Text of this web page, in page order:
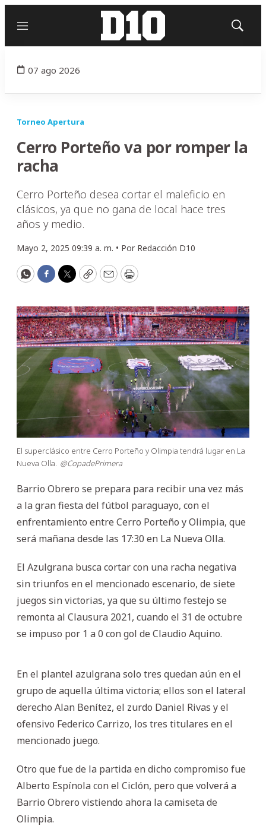
Menú
Mostrar
07 ago 2026
Torneo Apertura
Cerro Porteño va por romper la
racha
Cerro Porteño desea cortar el maleficio en
clásicos, ya que no gana de local hace tres
años y medio.
Mayo 2, 2025 09:39 a. m. • Por Redacción D10
WhatsApp
Facebook
Twitter
CopyEmailPrint
El superclásico entre Cerro Porteño y Olimpia tendrá lugar en La
Nueva Olla. @CopadePrimera
Barrio Obrero se prepara para recibir una vez más
a la gran fiesta del fútbol paraguayo, con el
enfrentamiento entre Cerro Porteño y Olimpia, que
será mañana desde las 17:30 en La Nueva Olla.
El Azulgrana busca cortar con una racha negativa
sin triunfos en el mencionado escenario, de siete
juegos sin victorias, ya que su último festejo se
remonta al Clausura 2021, cuando el 31 de octubre
se impuso por 1 a 0 con gol de Claudio Aquino.
En el plantel azulgrana solo tres quedan aún en el
grupo de aquella última victoria; ellos son el lateral
derecho Alan Benítez, el zurdo Daniel Rivas y el
ofensivo Federico Carrizo, los tres titulares en el
mencionado juego.
Otro que fue de la partida en dicho compromiso fue
Alberto Espínola con el Ciclón, pero que volverá a
Barrio Obrero vistiendo ahora la camiseta de
Olimpia.